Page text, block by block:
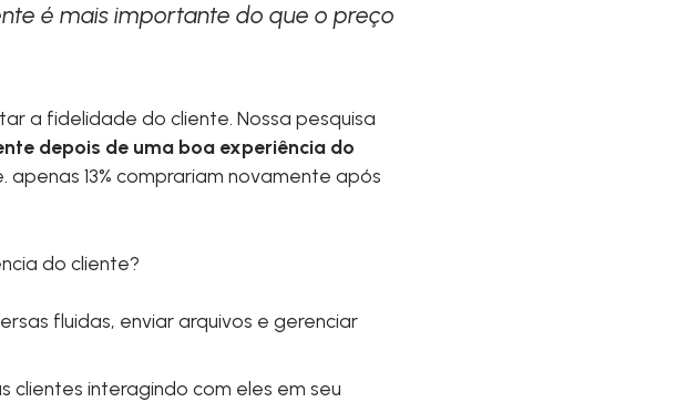
é mais importante do que o preço
a fidelidade do cliente. Nossa pesquisa
depois de uma boa experiência do
13% comprariam novamente após
do cliente?
fluidas, enviar arquivos e gerenciar
clientes interagindo com eles em seu